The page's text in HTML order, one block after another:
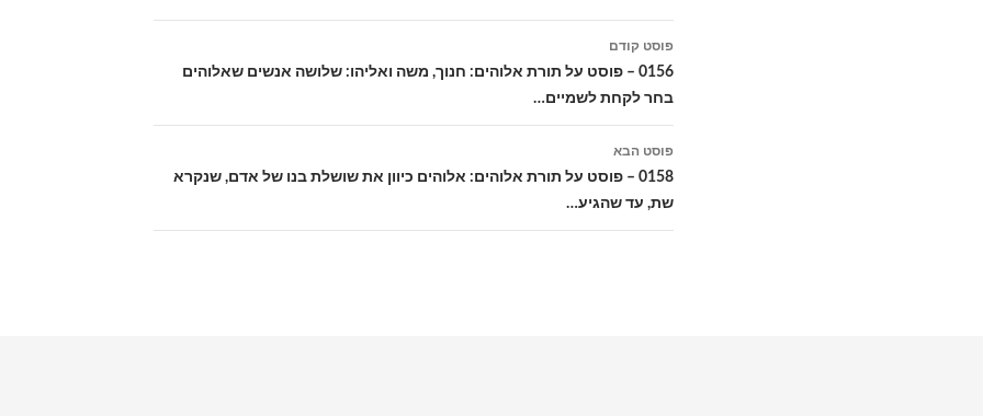
ניווט
בפוסטים
פוסט קודם
0156 – פוסט על תורת אלוהים: חנוך, משה ואליהו: שלושה אנשים שאלוהים
בחר לקחת לשמיים…
פוסט הבא
0158 – פוסט על תורת אלוהים: אלוהים כיוון את שושלת בנו של אדם, שנקרא
שת, עד שהגיע…